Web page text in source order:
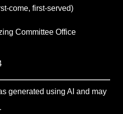
come, first-served)
Committee Office
generated using AI and may